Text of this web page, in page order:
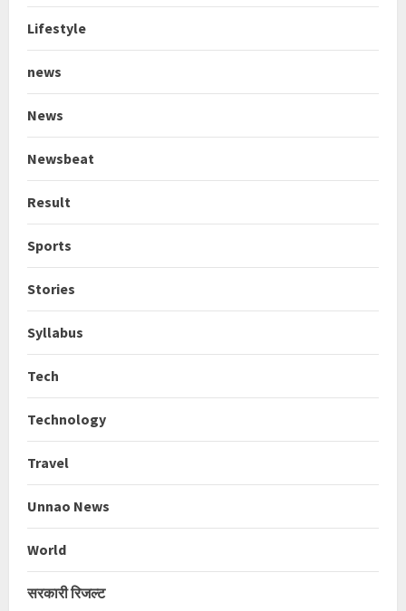
Lifestyle
news
News
Newsbeat
Result
Sports
Stories
Syllabus
Tech
Technology
Travel
Unnao News
World
सरकारी रिजल्ट